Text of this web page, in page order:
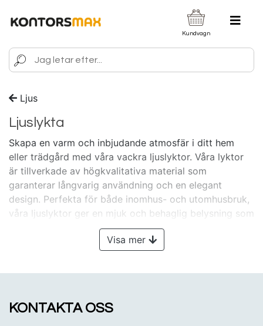
Kundvagn
Ljus
Ljuslykta
Skapa en varm och inbjudande atmosfär i ditt hem
eller trädgård med våra vackra ljuslyktor. Våra lyktor
är tillverkade av högkvalitativa material som
garanterar långvarig användning och en elegant
design. Perfekta för både inomhus- och utomhusbruk,
våra ljuslyktor ger en mjuk och behaglig belysning som
förhöjer stämningen i alla rum. Med olika storlekar och
stilar kan du enkelt hitta den perfekta lyktan för din
säkra, vilket gör dem till ett populärt val för moderna
Visa mer
KONTAKTA OSS